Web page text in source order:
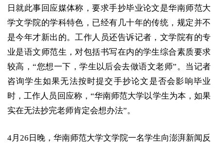
日就此事回应媒体称，要求手抄毕业论文是华南师范大
学文学院的学科特色，已经有几十年的传统，规定并不
是今年才新出的。工作人员还告诉记者，文学院有的专
业是语文师范生，对包括书写在内的学生综合素质要求
较高，“您想一下，学生以后会去做语文老师”。当记者
咨询学生如果无法按时提交手抄论文是否会影响毕业
时，工作人员回应称，“华南师范大学以学生为本，如果
实在无法抄完老师肯定会想办法”。
4月26日晚，华南师范大学文学院一名学生向澎湃新闻反